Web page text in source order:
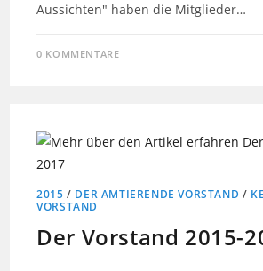
Aussichten" haben die Mitglieder…
0 KOMMENTARE
2015 / DER AMTIERENDE VORSTAND /
VORSTAND
Der Vorstand 2015-